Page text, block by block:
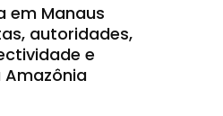
em Manaus
autoridades,
e